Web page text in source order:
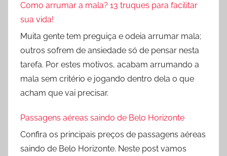
Como arrumar a mala? 13 truques para facilitar
sua vida!
Muita gente tem preguiça e odeia arrumar mala;
outros sofrem de ansiedade só de pensar nesta
tarefa. Por estes motivos, acabam arrumando a
mala sem critério e jogando dentro dela o que
acham que vai precisar.
Passagens aéreas saindo de Belo Horizonte
Confira os principais preços de passagens aéreas
saindo de Belo Horizonte. Neste post vamos